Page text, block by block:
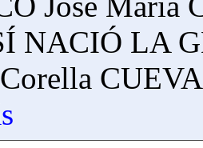
NACIÓ LA
Corella